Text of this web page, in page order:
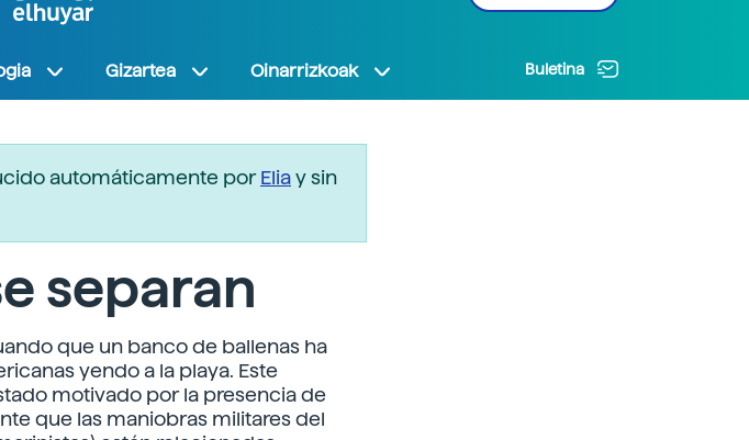
Gizartea Oinarrizkoak Buletina
automáticamente porEliay sin
separan
que un banco de ballenas ha
yendo a la playa. Este
motivado por la presencia de
que las maniobras militares del